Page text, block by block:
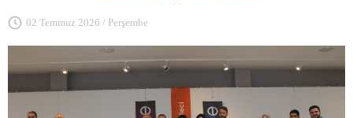
02 Temmuz 2026 / Perşembe